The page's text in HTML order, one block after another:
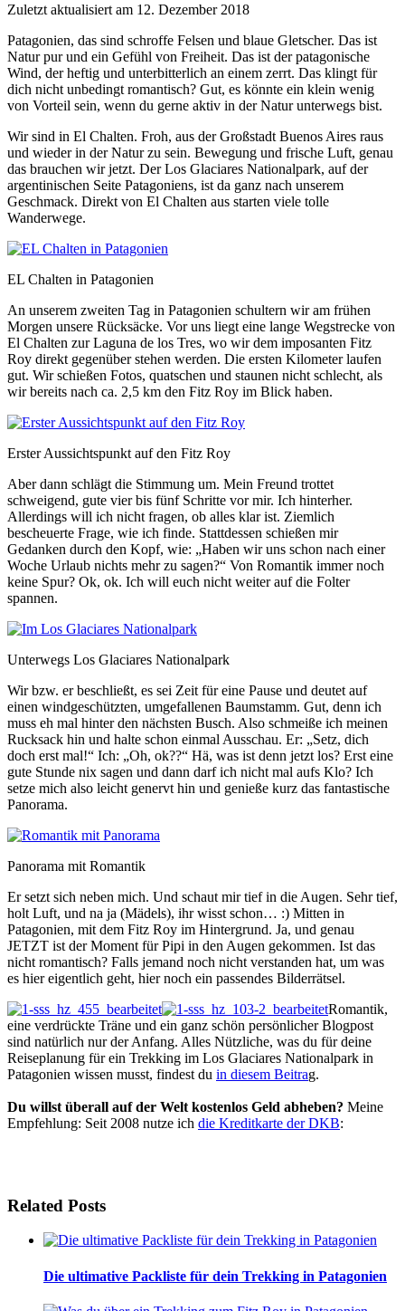
Zuletzt aktualisiert am 12. Dezember 2018
Patagonien, das sind schroffe Felsen und blaue Gletscher. Das ist
Natur pur und ein Gefühl von Freiheit. Das ist der patagonische
Wind, der heftig und unterbitterlich an einem zerrt. Das klingt für
dich nicht unbedingt romantisch? Gut, es könnte ein klein wenig
von Vorteil sein, wenn du gerne aktiv in der Natur unterwegs bist.
Wir sind in El Chalten. Froh, aus der Großstadt Buenos Aires raus
und wieder in der Natur zu sein. Bewegung und frische Luft, genau
das brauchen wir jetzt. Der Los Glaciares Nationalpark, auf der
argentinischen Seite Patagoniens, ist da ganz nach unserem
Geschmack. Direkt von El Chalten aus starten viele tolle
Wanderwege.
EL Chalten in Patagonien
An unserem zweiten Tag in Patagonien schultern wir am frühen
Morgen unsere Rücksäcke. Vor uns liegt eine lange Wegstrecke von
El Chalten zur Laguna de los Tres, wo wir dem imposanten Fitz
Roy direkt gegenüber stehen werden. Die ersten Kilometer laufen
gut. Wir schießen Fotos, quatschen und staunen nicht schlecht, als
wir bereits nach ca. 2,5 km den Fitz Roy im Blick haben.
Erster Aussichtspunkt auf den Fitz Roy
Aber dann schlägt die Stimmung um. Mein Freund trottet
schweigend, gute vier bis fünf Schritte vor mir. Ich hinterher.
Allerdings will ich nicht fragen, ob alles klar ist. Ziemlich
bescheuerte Frage, wie ich finde. Stattdessen schießen mir
Gedanken durch den Kopf, wie: „Haben wir uns schon nach einer
Woche Urlaub nichts mehr zu sagen?“ Von Romantik immer noch
keine Spur? Ok, ok. Ich will euch nicht weiter auf die Folter
spannen.
Unterwegs Los Glaciares Nationalpark
Wir bzw. er beschließt, es sei Zeit für eine Pause und deutet auf
einen windgeschützten, umgefallenen Baumstamm. Gut, denn ich
muss eh mal hinter den nächsten Busch. Also schmeiße ich meinen
Rucksack hin und halte schon einmal Ausschau. Er: „Setz, dich
doch erst mal!“ Ich: „Oh, ok??“ Hä, was ist denn jetzt los? Erst eine
gute Stunde nix sagen und dann darf ich nicht mal aufs Klo? Ich
setze mich also leicht genervt hin und genieße kurz das fantastische
Panorama.
Panorama mit Romantik
Er setzt sich neben mich. Und schaut mir tief in die Augen. Sehr tief,
holt Luft, und na ja (Mädels), ihr wisst schon… :) Mitten in
Patagonien, mit dem Fitz Roy im Hintergrund. Ja, und genau
JETZT ist der Moment für Pipi in den Augen gekommen. Ist das
nicht romantisch? Falls jemand noch nicht verstanden hat, um was
es hier eigentlich geht, hier noch ein passendes Bilderrätsel.
Romantik,
eine verdrückte Träne und ein ganz schön persönlicher Blogpost
sind natürlich nur der Anfang. Alles Nützliche, was du für deine
Reiseplanung für ein Trekking im Los Glaciares Nationalpark in
Patagonien wissen musst, findest du in diesem Beitrag.
Du willst überall auf der Welt kostenlos Geld abheben? Meine
Empfehlung: Seit 2008 nutze ich die Kreditkarte der DKB:
Related Posts
Die ultimative Packliste für dein Trekking in Patagonien